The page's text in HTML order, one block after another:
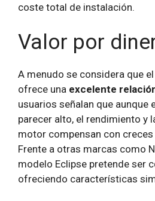
coste total de instalación.
Valor por
A menudo se considera que
ofrece una excelente
usuarios señalan que aunque
parecer alto, el rendimiento y
motor compensan con
Frente a otras marcas como
modelo Eclipse pretende ser
ofreciendo características